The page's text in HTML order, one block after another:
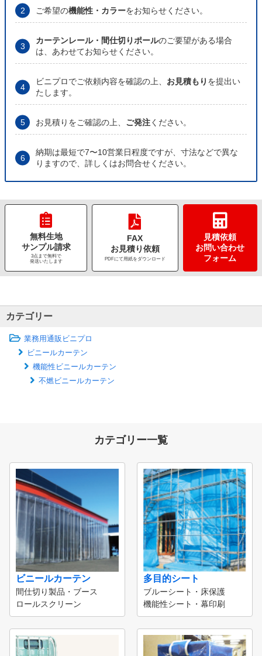
ご希望の機能性・カラーをお知らせください。
カーテンレール・間仕切りポールのご要望がある場合
は、あわせてお知らせください。
ビニプロでご依頼内容を確認の上、 お見積もり を提出い
たします。
お見積りをご確認の上、 ご発注ください。
納期は最短で7〜10営業日程度ですが、寸法などで異な
りますので、詳しくはお問合せください。
無料生地
サンプル請求
3点まで無料で
発送いたします
FAX
お見積り依頼
PDFにて用紙をダウンロード
見積依頼
お問い合わせ
フォーム
カテゴリー
業務用通販ビニプロ
ビニールカーテン
機能性ビニールカーテン
不燃ビニールカーテン
カテゴリー一覧
ビニールカーテン
間仕切り製品・ブース
ロールスクリーン
多目的シート
ブルーシート・床保護
機能性シート・幕印刷